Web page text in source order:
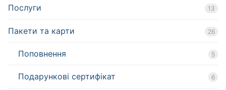
Послуги 13
Пакети та карти 26
Поповнення 5
Подарункові сертифікат 6